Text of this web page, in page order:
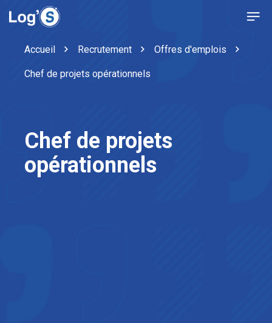
Accueil Recrutement Offres d'emplois
Chef de projets opérationnels
Chef de projets
opérationnels